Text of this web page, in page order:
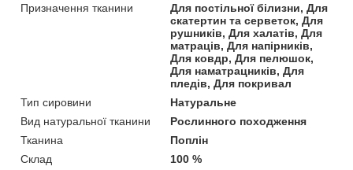
Призначення тканини
Для постільної білизни, Для
скатертин та серветок, Для
рушників, Для халатів, Для
матраців, Для напірників,
Для ковдр, Для пелюшок,
Для наматрацників, Для
пледів, Для покривал
Тип сировини
Натуральне
Вид натуральної тканини
Рослинного походження
Тканина
Поплін
Склад
100 %